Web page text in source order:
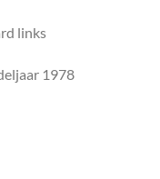
links
1978